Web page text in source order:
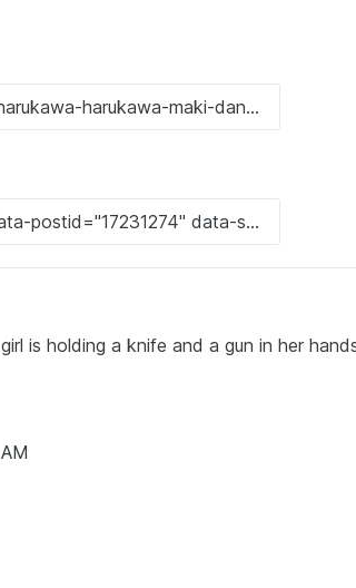
is holding a knife and a gun in her